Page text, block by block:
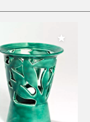
hinzufügen
Meiner